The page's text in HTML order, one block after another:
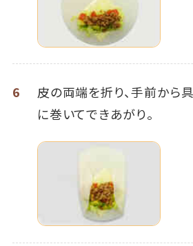
6
皮の両端を折り、手前から
に巻いてできあがり。